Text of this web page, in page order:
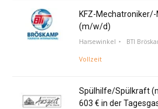
KFZ-
(m/w/d)
Harsewinkel BTI
Vollzeit
Spülhilfe/Spülkraft
603 € in der